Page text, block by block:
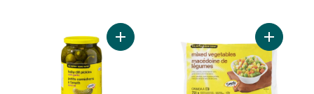
Ajouter Petits cornichons à l’aneth avec
Ajouter